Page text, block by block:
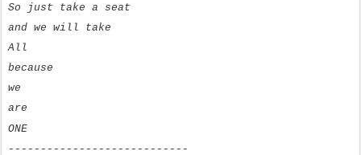
So just take a seat
and we will take
All
because
we
are
ONE
----------------------------